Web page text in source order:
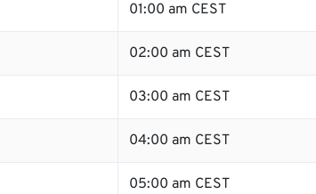
01:00 am CEST
02:00 am CEST
03:00 am CEST
04:00 am CEST
05:00 am CEST